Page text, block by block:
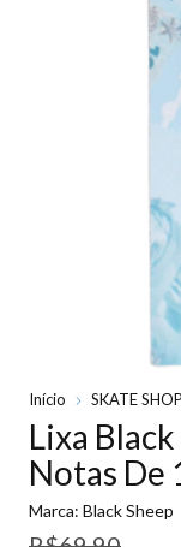
Início SKATE SHOP
Lixa
Notas De
Marca: Black Sheep